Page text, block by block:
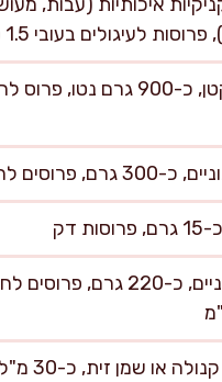
לעיגולים בעובי 1.5 ס"מ
1 כרוב לבן קטן, כ-900 גרם
2 גזרים בינוניים, כ-220